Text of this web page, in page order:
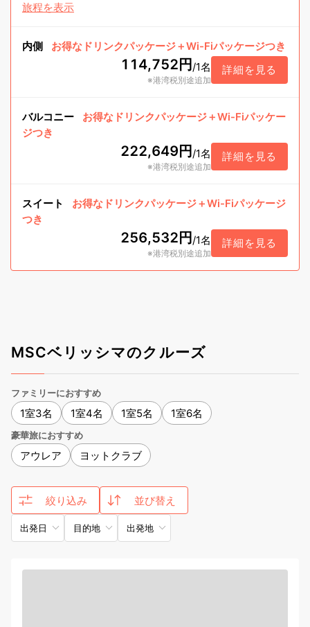
旅程を表示
内側 お得なドリンクパッケージ＋Wi-Fiパッケージつき
114,752円/1名
※港湾税別途追加
詳細を見る
バルコニー
お得なドリンクパッケージ＋Wi-Fiパッケー
ジつき
222,649円/1名
※港湾税別途追加
詳細を見る
スイート
お得なドリンクパッケージ＋Wi-Fiパッケージ
つき
256,532円/1名
※港湾税別途追加
詳細を見る
MSCベリッシマのクルーズ
ファミリーにおすすめ
1室3名 1室4名 1室5名 1室6名
豪華旅におすすめ
アウレア ヨットクラブ
絞り込み 並び替え
出発日 目的地 出発地